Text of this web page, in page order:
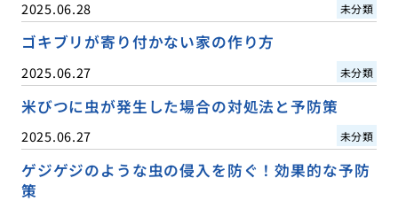
2025.06.28 未分類
ゴキブリが寄り付かない家の作り方
2025.06.27 未分類
米びつに虫が発生した場合の対処法と予防策
2025.06.27 未分類
ゲジゲジのような虫の侵入を防ぐ！効果的な予防
策